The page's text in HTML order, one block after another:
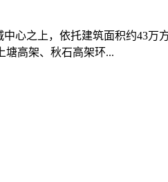
心之上，依托建筑面积约43
塘高架、秋石高架环...